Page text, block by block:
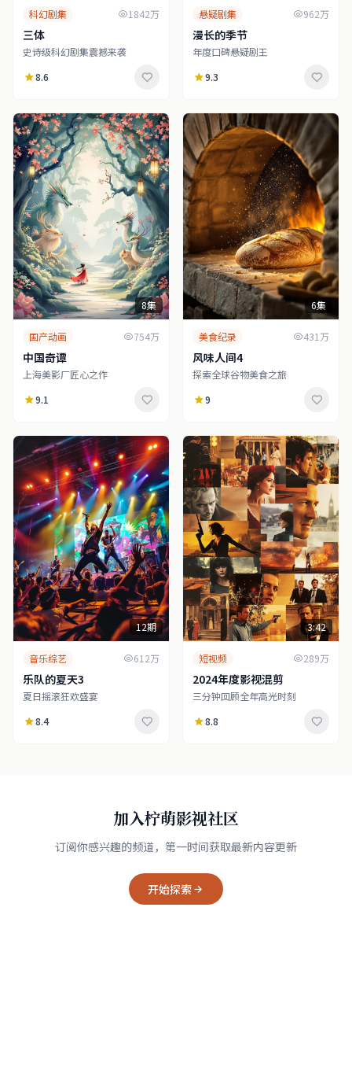
科幻剧集 1842万
三体
史诗级科幻剧集震撼来袭
8.6
悬疑剧集 962万
漫长的季节
年度口碑悬疑剧王
9.3
8集
国产动画 754万
中国奇谭
上海美影厂匠心之作
9.1
6集
美食纪录 431万
风味人间4
探索全球谷物美食之旅
9
12期
音乐综艺 612万
乐队的夏天3
夏日摇滚狂欢盛宴
8.4
3:42
短视频 289万
2024年度影视混剪
三分钟回顾全年高光时刻
8.8
加入柠萌影视社区
订阅你感兴趣的频道，第一时间获取最新内容更新
开始探索